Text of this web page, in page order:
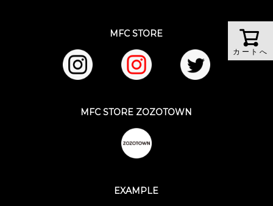
カートへ
MFC STORE
MFC STORE ZOZOTOWN
EXAMPLE